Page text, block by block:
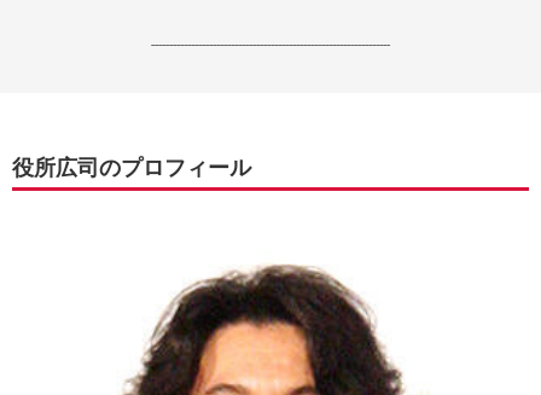
------------------------------------------------------------------
役所広司のプロフィール